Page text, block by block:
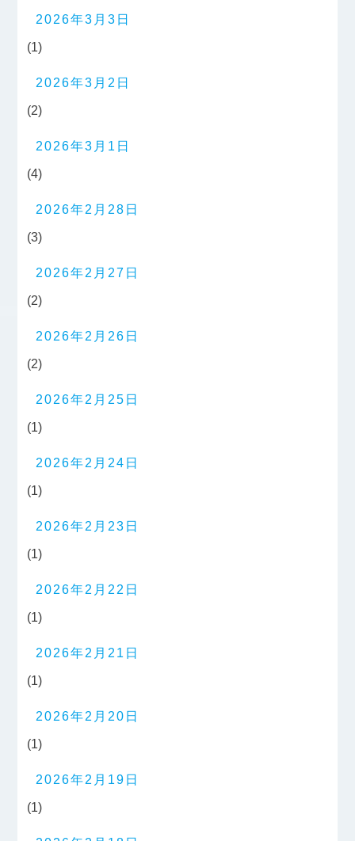
2026年3月3日
(1)
2026年3月2日
(2)
2026年3月1日
(4)
2026年2月28日
(3)
2026年2月27日
(2)
2026年2月26日
(2)
2026年2月25日
(1)
2026年2月24日
(1)
2026年2月23日
(1)
2026年2月22日
(1)
2026年2月21日
(1)
2026年2月20日
(1)
2026年2月19日
(1)